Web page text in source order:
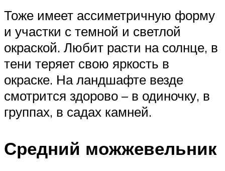
Тоже имеет ассиметричную форму
и участки с темной и светлой
окраской. Любит расти на солнце, в
тени теряет свою яркость в
окраске. На ландшафте везде
смотрится здорово – в одиночку, в
группах, в садах камней.
Средний можжевельник